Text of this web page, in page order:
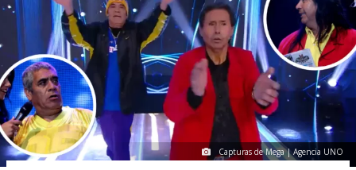
Capturas de Mega | Agencia UNO